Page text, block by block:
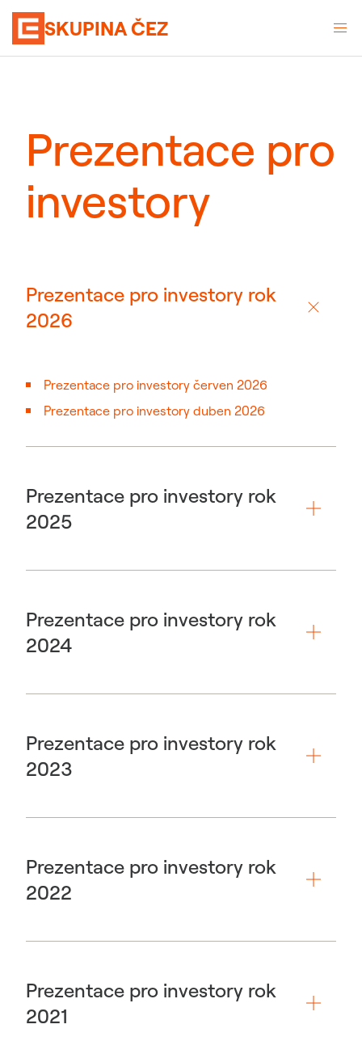
SKUPINA ČEZ
Prezentace pro
investory
Prezentace pro investory rok
2026
Prezentace pro investory červen 2026
Prezentace pro investory duben 2026
Prezentace pro investory rok
2025
Prezentace pro investory rok
2024
Prezentace pro investory rok
2023
Prezentace pro investory rok
2022
Prezentace pro investory rok
2021